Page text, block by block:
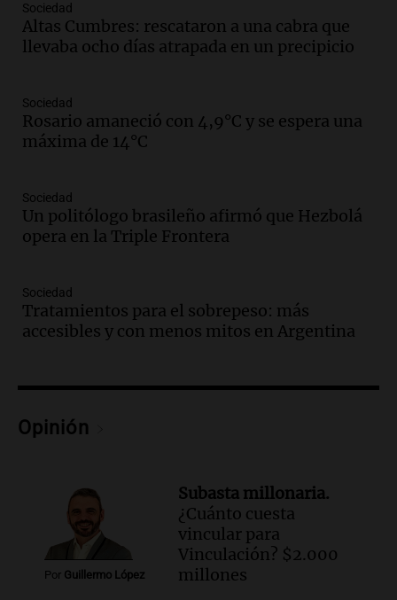
Episodios
Audio.Detienen a Sergio Fárez por
abuso sexual: juicio programado para
Panorama Federal
Episodios
Audio.Familiares de Lautaro Britos
Panorama Federal
Episodios
Audio.Reparaciones en acueducto
suministro de agua en San Luis
Panorama Federal
Episodios
pesos, denuncia sindicato
Episodios
anciano de 88 años golpeado para
robarle un millón de pesos
Panorama Federal
Episodios
Audio.Rechazaron el pedido de Facundo
Moyano para levantar la perimetral
Sociedad
Altas Cumbres: rescataron a una cabra que
llevaba ocho días atrapada en un precipicio
Sociedad
Rosario amaneció con 4,9°C y se espera una
máxima de 14°C
Sociedad
Un politólogo brasileño afirmó que Hezbolá
opera en la Triple Frontera
Sociedad
Tratamientos para el sobrepeso: más
accesibles y con menos mitos en Argentina
Opinión
Por Guillermo López
Subasta millonaria.
¿Cuánto cuesta
vincular para
Vinculación? $2.000
millones